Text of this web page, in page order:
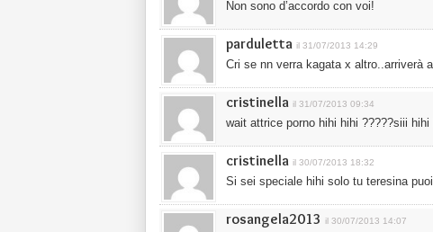
Non sono d’accordo con voi!
parduletta il 31/07/2013 14:29
Cri se nn verra kagata x altro..arriverà
cristinella il 31/07/2013 09:34
wait attrice porno hihi hihi ?????siii hihi
cristinella il 30/07/2013 18:32
Si sei speciale hihi solo tu teresina
rosangela2013 il 30/07/2013 14:07